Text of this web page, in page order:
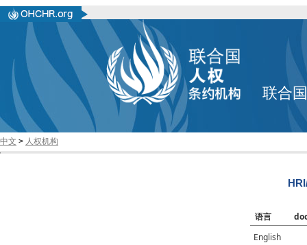
联合
中文 > 人权机构
语言
English